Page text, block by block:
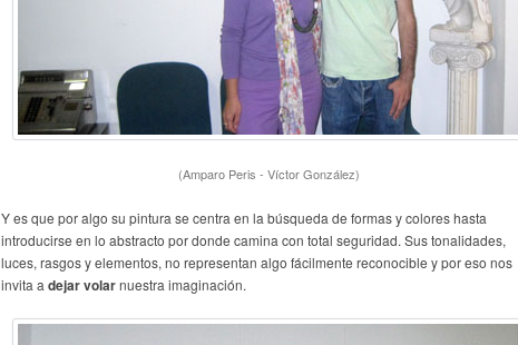
(Amparo Peris - Víctor González)
Y es que por algo su pintura se centra en la búsqueda de formas y colores hasta
introducirse en lo abstracto por donde camina con total seguridad. Sus tonalidades,
luces, rasgos y elementos, no representan algo fácilmente reconocible y por eso nos
invita a dejar volarnuestra imaginación.